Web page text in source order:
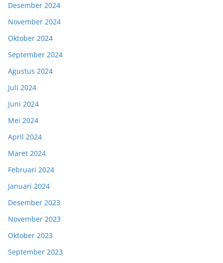
Desember 2024
November 2024
Oktober 2024
September 2024
Agustus 2024
Juli 2024
Juni 2024
Mei 2024
April 2024
Maret 2024
Februari 2024
Januari 2024
Desember 2023
November 2023
Oktober 2023
September 2023